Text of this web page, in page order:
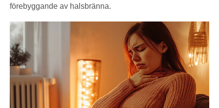
förebyggande av halsbränna.